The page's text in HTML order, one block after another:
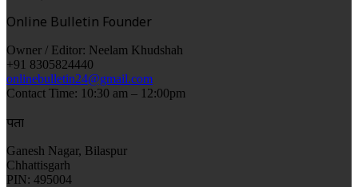
Online Bulletin Founder
Owner / Editor: Neelam Khudshah
+91 8305824440
onlinebulletin24@gmail.com
Contact Time: 10:30 am – 12:00pm
पता
Ganesh Nagar, Bilaspur
Chhattisgarh
PIN: 495004